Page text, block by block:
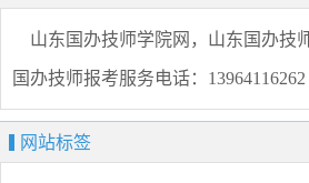
山东国办技师学院网，山东国办技
国办技师报考服务电话：
网站标签